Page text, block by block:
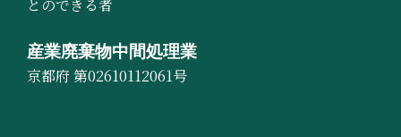
とのできる者
産業廃棄物中間処理業
京都府 第02610112061号